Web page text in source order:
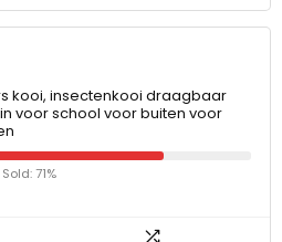
kooi, insectenkooi draagbaar
voor school voor buiten voor
71%